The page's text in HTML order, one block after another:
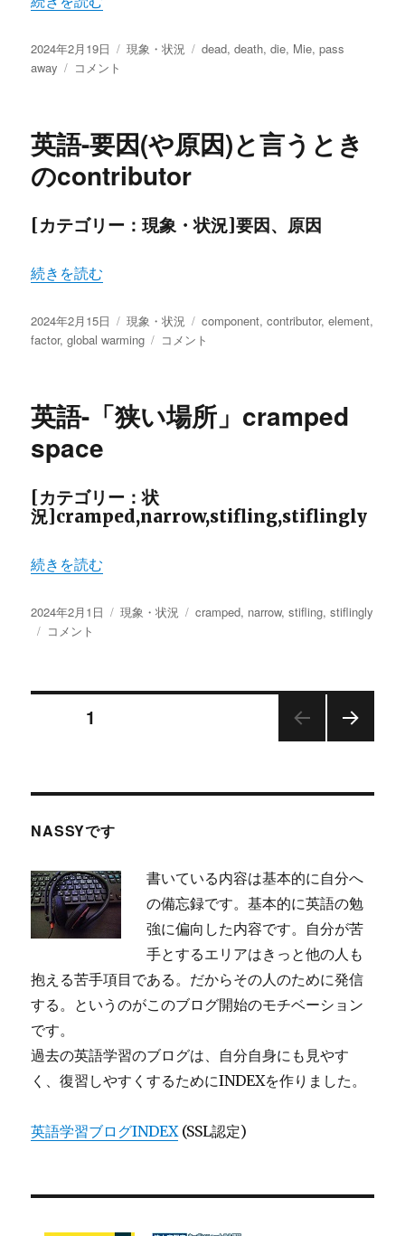
投
稿
2024年2月19日
カ
現象・状況
タ
dead,death,die, Mie,pass
away
英
な
「死」
に
す
る
語
ち
に
コメント
英語-要因(や原因)と言うとき
のcontributor
[カテゴリー：現象・状況]要因、原因
“英語-要因(や原因)と言うときのcontributor” の
続きを読む
投
稿
2024年2月15日
カ
テ
現象・状況
タ
グ
component,contributor,element,
factor,global warming
英
(や
う
に
コメント
英語-「狭い場所」cramped
space
[カテゴリー：状
況]cramped,narrow,stifling,stiflingly
“英語-「狭い場所」cramped space” の
続きを読む
投
稿
2024年2月1日
カ
ー
現象・状況
タ
cramped, narrow,stifling,stiflingly
英
い
コメント
ナ
ビ
ゲ
ー
シ
ョ
ン
ページ1
NASSYです
書いている内容は基本的に自分へ
の備忘録です。基本的に英語の勉
強に偏向した内容です。自分が苦
手とするエリアはきっと他の人も
抱える苦手項目である。だからその人のために発信
する。というのがこのブログ開始のモチベーション
です。
過去の英語学習のブログは、自分自身にも見やす
く、復習しやすくするためにINDEXを作りました。
英語学習ブログINDEX(SSL認定)